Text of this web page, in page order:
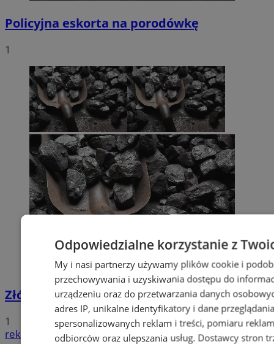
Policyjna eskorta na porodówkę
1
Złóż wniosek o dodatek węglowy
1
reklama
Odpowiedzialne korzystanie z
My i nasi partnerzy używamy plików cookie i
przechowywania i uzyskiwania dostępu do
urządzeniu oraz do przetwarzania danych
adres IP, unikalne identyfikatory i dane
spersonalizowanych reklam i treści, pomiaru
odbiorców oraz ulepszania usług. Dostawcy stron